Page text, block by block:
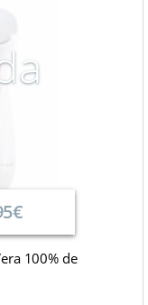
100% de